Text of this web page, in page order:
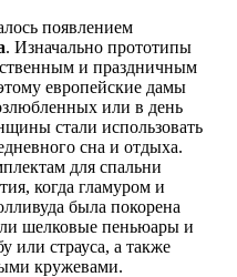
появлением
. Изначально прототипы
и праздничным
европейские дамы
или в день
стали использовать
сна и отдыха.
для спальни
когда гламуром и
была покорена
шелковые пеньюары и
или страуса, а также
кружевами.